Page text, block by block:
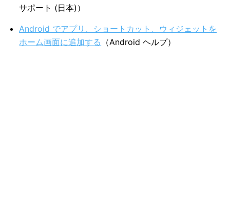
サポート (日本)）
Android でアプリ、ショートカット、ウィジェットを
ホーム画面に追加する （Android ヘルプ）